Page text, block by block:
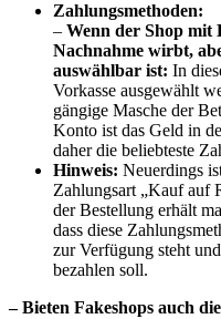
Zahlungsmethoden:
– Wenn der Shop mit
Nachnahme wirbt,
auswählbar ist: In
Vorkasse ausgewählt
gängige Masche der
Konto ist das Geld in
daher die beliebteste
Hinweis: Neuerdings
Zahlungsart „Kauf auf
der Bestellung erhält
dass diese
zur Verfügung steht
bezahlen soll.
– Bieten Fakeshops auch